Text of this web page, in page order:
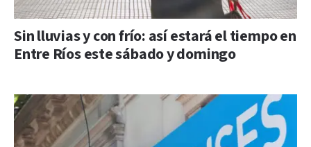
Sin lluvias y con frío: así estará el tiempo en
Entre Ríos este sábado y domingo